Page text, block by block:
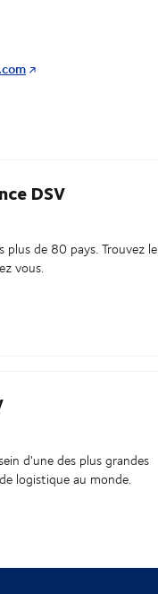
DSV
plus de 80 pays. Trouvez le
vous.
d'une des plus grandes
logistique au monde.